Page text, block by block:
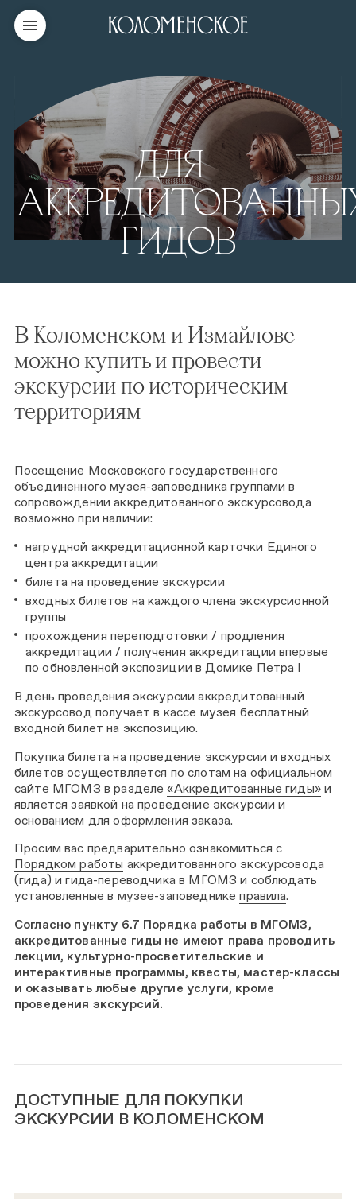
ДЛЯ
ГИДОВ
В Коломенском и Измайлове
можно купить и провести
экскурсии по историческим
территориям
Посещение Московского государственного
объединенного музея-заповедника группами в
сопровождении аккредитованного экскурсовода
возможно при наличии:
нагрудной аккредитационной карточки Единого
центра аккредитации
билета на проведение экскурсии
входных билетов на каждого члена экскурсионной
группы
прохождения переподготовки / продления
аккредитации / получения аккредитации впервые
по обновленной экспозиции в Домике Петра I
В день проведения экскурсии аккредитованный
экскурсовод получает в кассе музея бесплатный
входной билет на экспозицию.
Покупка билета на проведение экскурсии и входных
билетов осуществляется по слотам на официальном
сайте МГОМЗ в разделе«Аккредитованные гиды»и
является заявкой на проведение экскурсии и
основанием для оформления заказа.
Просим вас предварительно ознакомиться с
Порядком работы аккредитованного экскурсовода
(гида) и гида-переводчика в МГОМЗ и соблюдать
установленные в музее-заповедникеправила.
Согласно пункту 6.7 Порядка работы в МГОМЗ,
аккредитованные гиды не имеют права проводить
лекции, культурно-просветительские и
интерактивные программы, квесты, мастер-классы
и оказывать любые другие услуги, кроме
проведения экскурсий.
ДОСТУПНЫЕ ДЛЯ ПОКУПКИ
ЭКСКУРСИИ В КОЛОМЕНСКОМ